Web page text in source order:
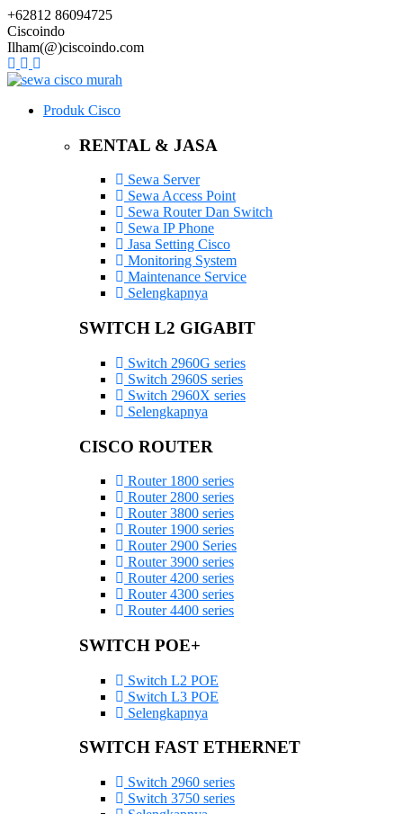
+62812 86094725
Ciscoindo
Ilham(@)ciscoindo.com
Produk Cisco
RENTAL & JASA
Sewa Server
Sewa Access Point
Sewa Router Dan Switch
Sewa IP Phone
Jasa Setting Cisco
Monitoring System
Maintenance Service
Selengkapnya
SWITCH L2 GIGABIT
Switch 2960G series
Switch 2960S series
Switch 2960X series
Selengkapnya
CISCO ROUTER
Router 1800 series
Router 2800 series
Router 3800 series
Router 1900 series
Router 2900 Series
Router 3900 series
Router 4200 series
Router 4300 series
Router 4400 series
SWITCH POE+
Switch L2 POE
Switch L3 POE
Selengkapnya
SWITCH FAST ETHERNET
Switch 2960 series
Switch 3750 series